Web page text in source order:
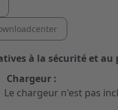
à la sécurité et
Chargeur :
Le chargeur n'est pas